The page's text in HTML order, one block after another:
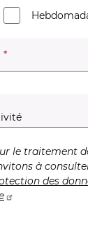
(champ
le traitement
à
des